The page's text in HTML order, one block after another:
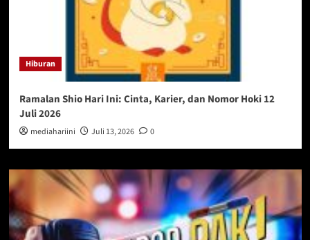
Hiburan
Ramalan Shio Hari Ini: Cinta, Karier, dan Nomor Hoki 12
Juli 2026
mediahariini Juli 13, 2026 0